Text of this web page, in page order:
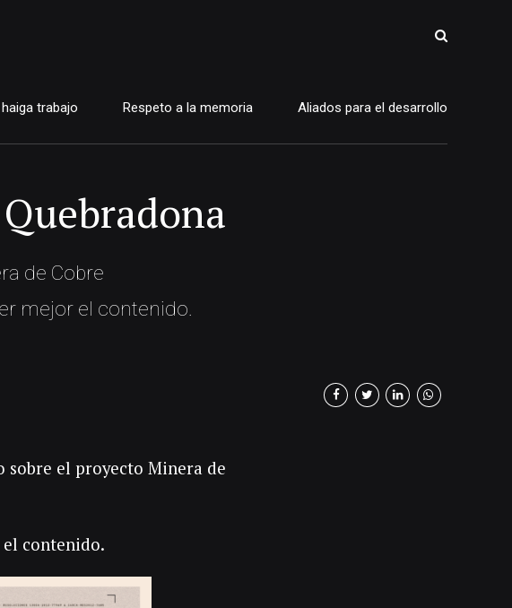
trabajo Respeto a la memoria Aliados para el desarrollo
de Cobre
mejor el contenido.
el proyecto Minera de
contenido.